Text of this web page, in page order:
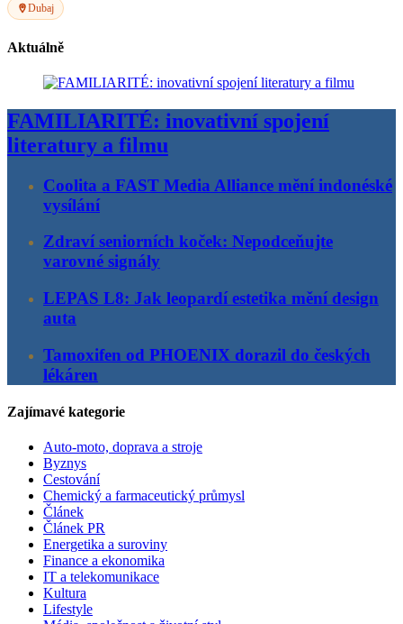
Dubaj
Aktuálně
FAMILIARITÉ: inovativní spojení
literatury a filmu
Coolita a FAST Media Alliance mění indonéské
vysílání
Zdraví seniorních koček: Nepodceňujte
varovné signály
LEPAS L8: Jak leopardí estetika mění design
auta
Tamoxifen od PHOENIX dorazil do českých
lékáren
Zajímavé kategorie
Auto-moto, doprava a stroje
Byznys
Cestování
Chemický a farmaceutický průmysl
Článek
Článek PR
Energetika a suroviny
Finance a ekonomika
IT a telekomunikace
Kultura
Lifestyle